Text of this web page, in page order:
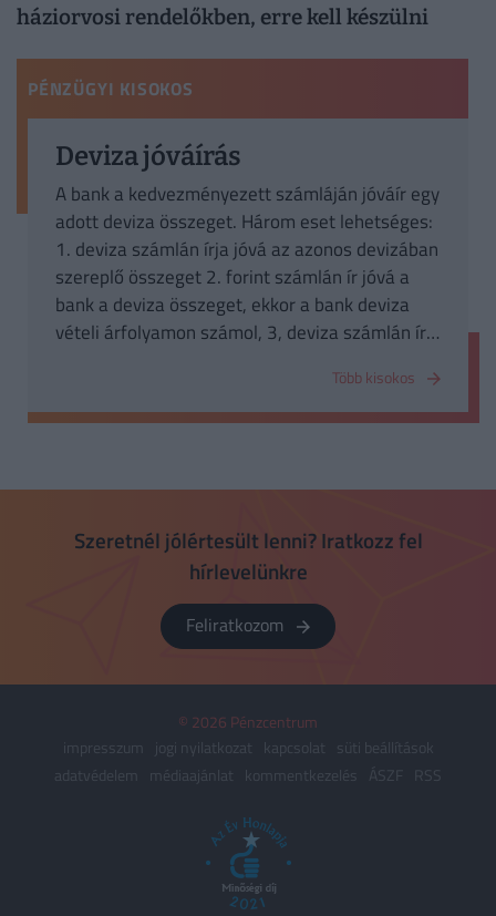
háziorvosi rendelőkben, erre kell készülni
PÉNZÜGYI KISOKOS
Deviza jóváírás
A bank a kedvezményezett számláján jóváír egy
adott deviza összeget. Három eset lehetséges:
1. deviza számlán írja jóvá az azonos devizában
szereplő összeget 2. forint számlán ír jóvá a
bank a deviza összeget, ekkor a bank deviza
vételi árfolyamon számol, 3, deviza számlán ír
szintén vételi árfolyamon számolva.Több kisokos
Szeretnél jólértesült lenni? Iratkozz fel
hírlevelünkre
Feliratkozom
© 2026 Pénzcentrum
impresszum
jogi nyilatkozat kapcsolat
süti beállítások
adatvédelem
médiaajánlat kommentkezelés ÁSZF RSS